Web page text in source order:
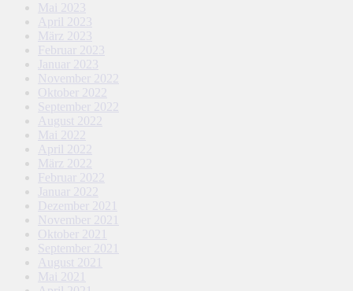
Mai 2023
April 2023
März 2023
Februar 2023
Januar 2023
November 2022
Oktober 2022
September 2022
August 2022
Mai 2022
April 2022
März 2022
Februar 2022
Januar 2022
Dezember 2021
November 2021
Oktober 2021
September 2021
August 2021
Mai 2021